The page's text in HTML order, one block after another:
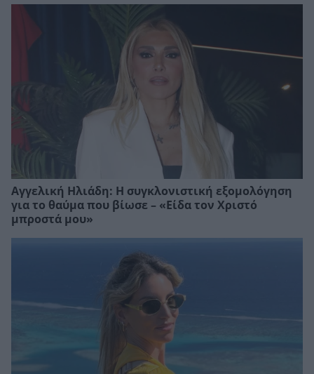
Αγγελική Ηλιάδη: Η συγκλονιστική εξομολόγηση
για το θαύμα που βίωσε – «Είδα τον Χριστό
μπροστά μου»